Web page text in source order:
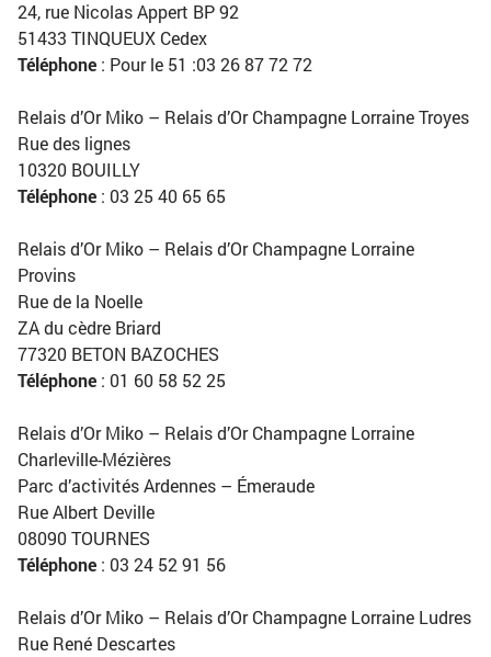
24, rue Nicolas Appert BP 92
51433 TINQUEUX Cedex
Téléphone : Pour le 51 :03 26 87 72 72
Relais d’Or Miko – Relais d’Or Champagne Lorraine Troyes
Rue des lignes
10320 BOUILLY
Téléphone : 03 25 40 65 65
Relais d’Or Miko – Relais d’Or Champagne Lorraine
Provins
Rue de la Noelle
ZA du cèdre Briard
77320 BETON BAZOCHES
Téléphone : 01 60 58 52 25
Relais d’Or Miko – Relais d’Or Champagne Lorraine
Charleville-Mézières
Parc d’activités Ardennes – Émeraude
Rue Albert Deville
08090 TOURNES
Téléphone : 03 24 52 91 56
Relais d’Or Miko – Relais d’Or Champagne Lorraine Ludres
Rue René Descartes